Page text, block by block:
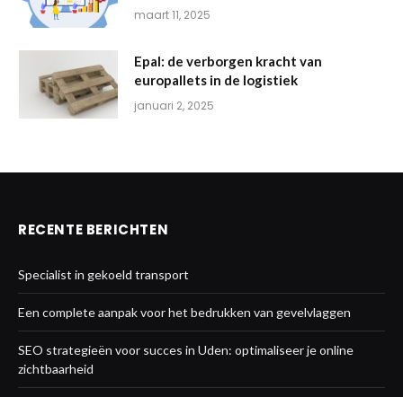
maart 11, 2025
Epal: de verborgen kracht van
europallets in de logistiek
januari 2, 2025
RECENTE BERICHTEN
Specialist in gekoeld transport
Een complete aanpak voor het bedrukken van gevelvlaggen
SEO strategieën voor succes in Uden: optimaliseer je online
zichtbaarheid